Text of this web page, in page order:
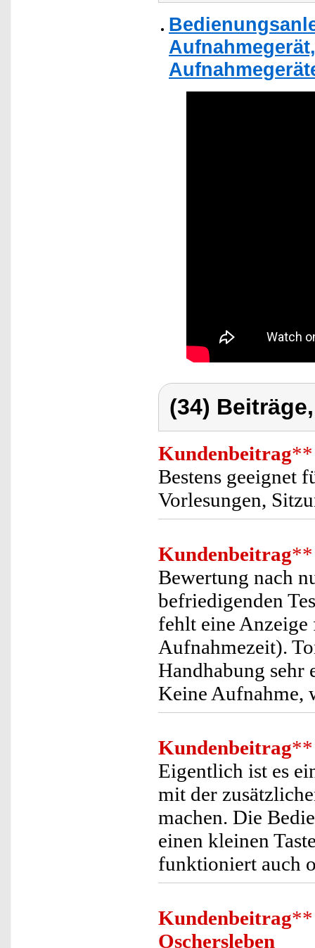
(34)
Kundenbeitrag**
Bestens geeignet
Vorlesungen,
Kundenbeitrag**
Bewertung nach
befriedigenden
fehlt eine
Aufnahmezeit).
Handhabung sehr
Keine Aufnahme,
Kundenbeitrag**
Eigentlich ist es
mit der
machen. Die
einen kleinen
funktioniert auch
Kundenbeitrag**
Oschersleben